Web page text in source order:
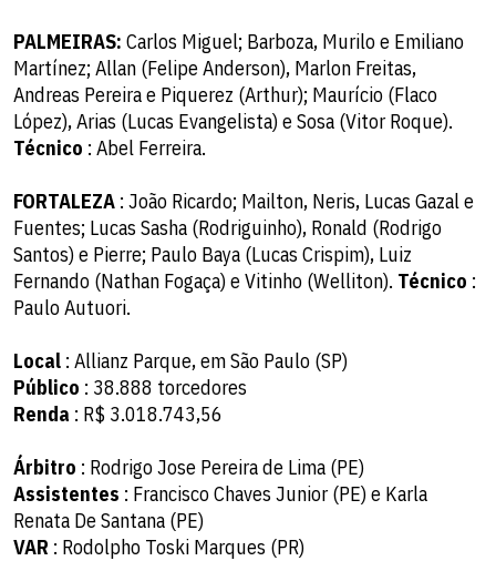
PALMEIRAS: Carlos Miguel; Barboza, Murilo e Emiliano
Martínez; Allan (Felipe Anderson), Marlon Freitas,
Andreas Pereira e Piquerez (Arthur); Maurício (Flaco
López), Arias (Lucas Evangelista) e Sosa (Vitor Roque).
Técnico : Abel Ferreira.
FORTALEZA : João Ricardo; Mailton, Neris, Lucas Gazal e
Fuentes; Lucas Sasha (Rodriguinho), Ronald (Rodrigo
Santos) e Pierre; Paulo Baya (Lucas Crispim), Luiz
Fernando (Nathan Fogaça) e Vitinho (Welliton). Técnico :
Paulo Autuori.
Local : Allianz Parque, em São Paulo (SP)
Público : 38.888 torcedores
Renda : R$ 3.018.743,56
Árbitro : Rodrigo Jose Pereira de Lima (PE)
Assistentes : Francisco Chaves Junior (PE) e Karla
Renata De Santana (PE)
VAR : Rodolpho Toski Marques (PR)